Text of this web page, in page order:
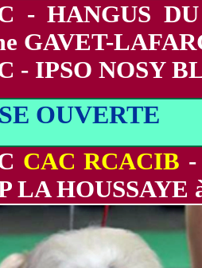
- HANGUS
GAVET-
- IPSO NOSY
OUVERTE
CAC RCACIB
LA HOUSSAYE